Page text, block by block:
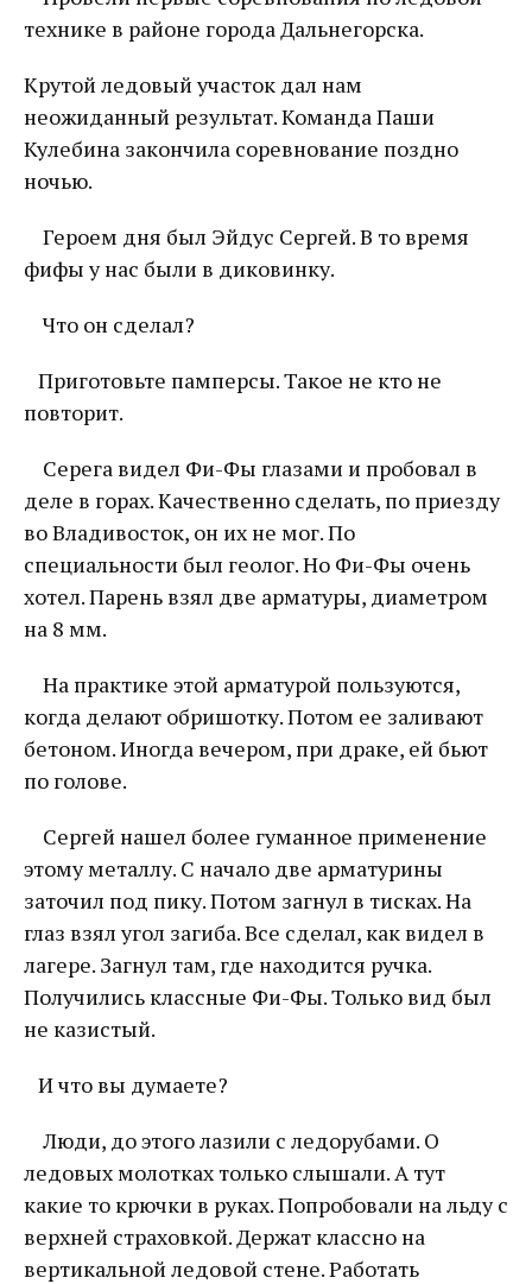
технике в районе города Дальнегорска.
Крутой ледовый участок дал нам
неожиданный результат. Команда Паши
Кулебина закончила соревнование поздно
ночью.
Героем дня был Эйдус Сергей. В то время
фифы у нас были в диковинку.
Что он сделал?
Приготовьте памперсы. Такое не кто не
повторит.
Серега видел Фи-Фы глазами и пробовал в
деле в горах. Качественно сделать, по приезду
во Владивосток, он их не мог. По
специальности был геолог. Но Фи-Фы очень
хотел. Парень взял две арматуры, диаметром
на 8 мм.
На практике этой арматурой пользуются,
когда делают обришотку. Потом ее заливают
бетоном. Иногда вечером, при драке, ей бьют
по голове.
Сергей нашел более гуманное применение
этому металлу. С начало две арматурины
заточил под пику. Потом загнул в тисках. На
глаз взял угол загиба. Все сделал, как видел в
лагере. Загнул там, где находится ручка.
Получились классные Фи-Фы. Только вид был
не казистый.
И что вы думаете?
Люди, до этого лазили с ледорубами. О
ледовых молотках только слышали. А тут
какие то крючки в руках. Попробовали на льду с
верхней страховкой. Держат классно на
вертикальной ледовой стене. Работать